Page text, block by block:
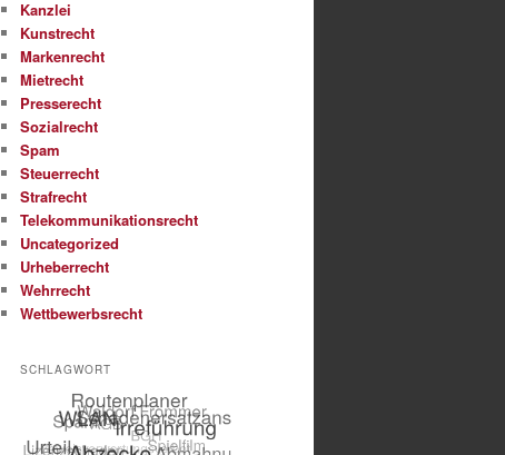
Kanzlei
Kunstrecht
Markenrecht
Mietrecht
Presserecht
Sozialrecht
Spam
Steuerrecht
Strafrecht
Telekommunikationsrecht
Uncategorized
Urheberrecht
Wehrrecht
Wettbewerbsrecht
SCHLAGWORT